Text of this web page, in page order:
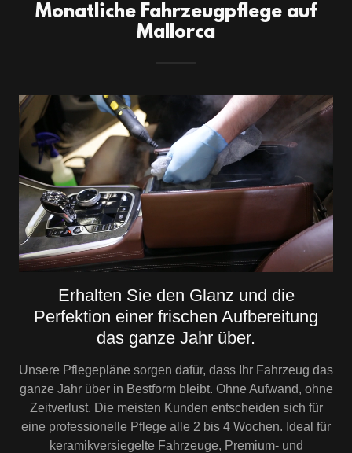
Monatliche Fahrzeugpflege auf
Mallorca
Erhalten Sie den Glanz und die
Perfektion einer frischen Aufbereitung
das ganze Jahr über.
Unsere Pflegepläne sorgen dafür, dass Ihr Fahrzeug das
ganze Jahr über in Bestform bleibt. Ohne Aufwand, ohne
Zeitverlust. Die meisten Kunden entscheiden sich für
eine professionelle Pflege alle 2 bis 4 Wochen. Ideal für
keramikversiegelte Fahrzeuge, Premium- und